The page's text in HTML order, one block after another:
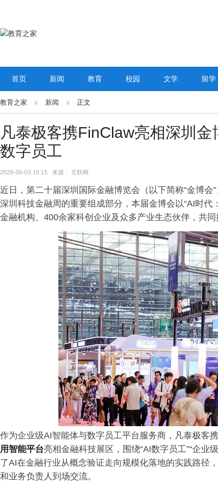
首页 新闻 教育 校园 文学 留学
教育之家 新闻 正文
凡泰极客携FinClaw亮相深圳
数字员工
2026-06-03 16:15 来源： 互联网
近日，第二十届深圳国际金融博览会（以下简称“金博
深圳科技金融周的重要组成部分，本届金博会以“AI时
金融机构、400余家科创企业及众多产业生态伙伴，共
作为企业级AI智能体与数字员工平台服务商，凡泰极客
用智能平台亮相金融科技展区，围绕“AI数字员工”“企业
了AI在金融行业从概念验证走向规模化落地的实践路径
和业务负责人到场交流。